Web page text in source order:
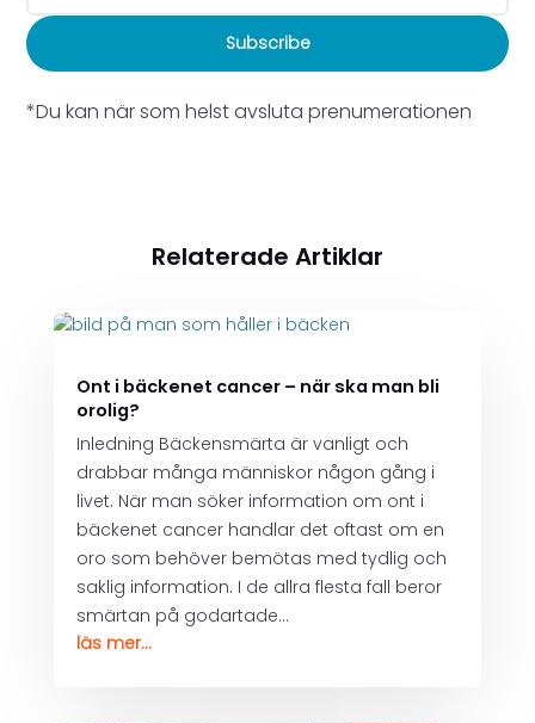
Subscribe
*Du kan när som helst avsluta prenumerationen
Relaterade Artiklar
Ont i bäckenet cancer – när ska man bli
orolig?
Inledning Bäckensmärta är vanligt och
drabbar många människor någon gång i
livet. När man söker information om ont i
bäckenet cancer handlar det oftast om en
oro som behöver bemötas med tydlig och
saklig information. I de allra flesta fall beror
smärtan på godartade...
läs mer...